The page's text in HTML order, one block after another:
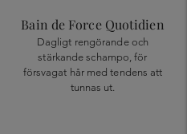
Bain de Force Quotidien
Dagligt rengörande och
stärkande schampo, för
försvagat hår med tendens att
tunnas ut.